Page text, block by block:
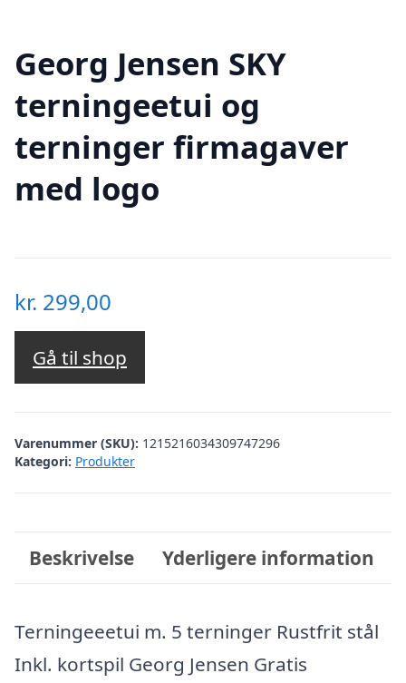
Georg Jensen SKY
terningeetui og
terninger firmagaver
med logo
kr. 299,00
Gå til shop
Varenummer (SKU): 1215216034309747296
Kategori: Produkter
Beskrivelse Yderligere information
Terningeeetui m. 5 terninger Rustfrit stål
Inkl. kortspil Georg Jensen Gratis